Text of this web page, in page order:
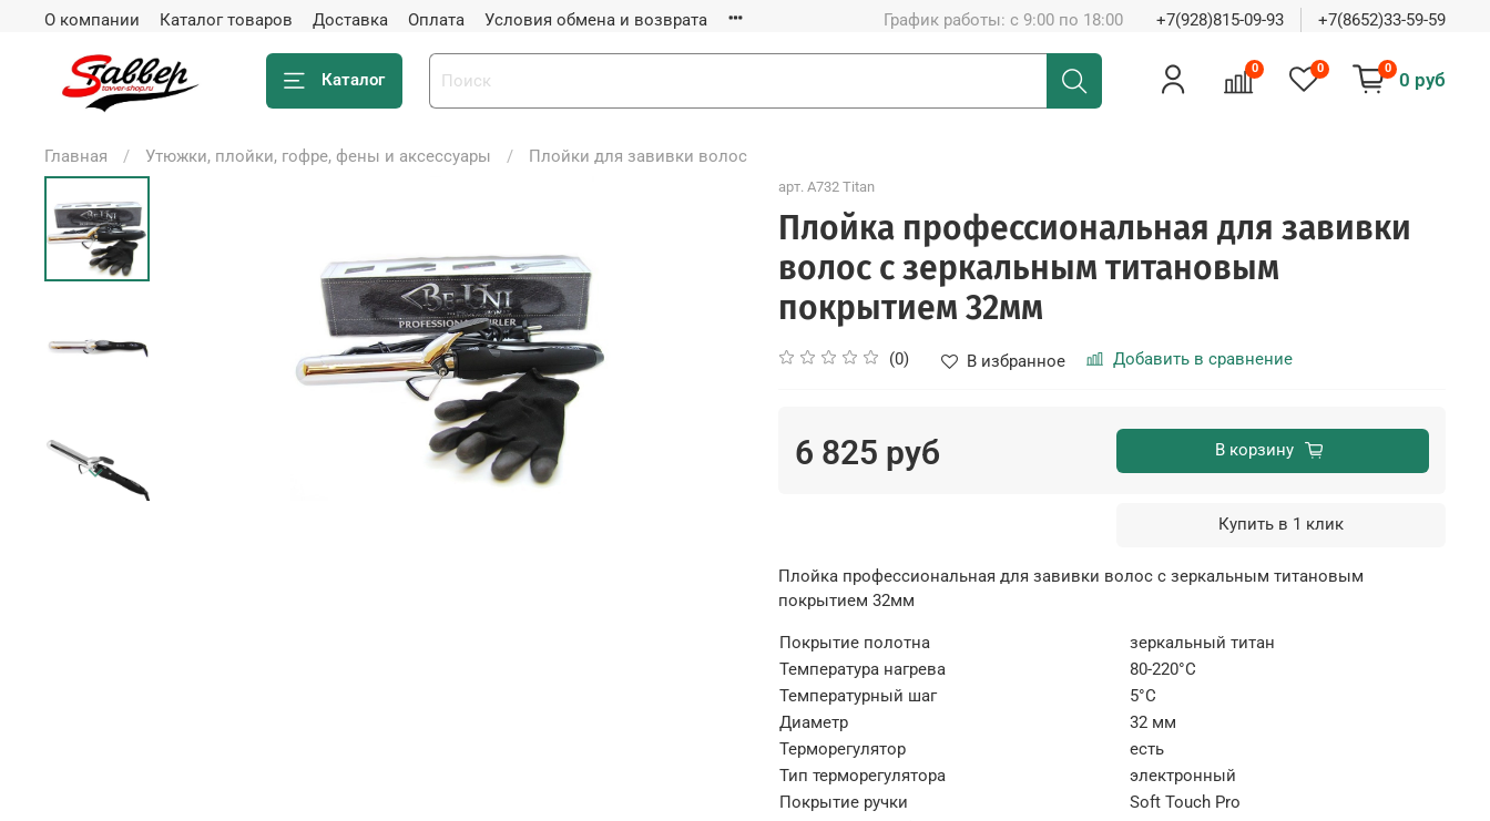
О компании Каталог товаров Доставка Оплата Условия обмена и возврата График работы: с 9:00 по 18:00 +7(928)815-09-93 +7(8652)33-59-59
Каталог
0 0 0
0 руб
Главная Утюжки, плойки, гофре, фены и аксессуары Плойки для завивки волос
арт. A732 Titan
Плойка профессиональная для завивки
волос с зеркальным титановым
покрытием 32мм
(0) В избранное Добавить в сравнение
6 825 руб В корзину
Купить в 1 клик
Плойка профессиональная для завивки волос с зеркальным титановым
покрытием 32мм
Покрытие полотна
зеркальный титан
Температура нагрева
80-220°C
Температурный шаг
5°C
Диаметр
32 мм
Терморегулятор
есть
Тип терморегулятора
электронный
Покрытие ручки
Soft Touch Pro